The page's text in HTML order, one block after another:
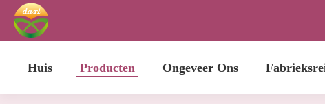
Huis Producten Ongeveer Ons